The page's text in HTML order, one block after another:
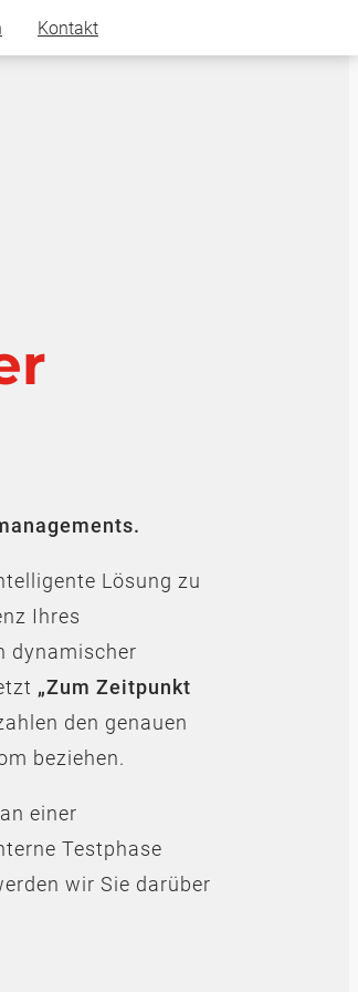
Kontakt
Lösung zu
Ihres
dynamischer
„Zum Zeitpunkt
den genauen
beziehen.
einer
Testphase
wir Sie darüber